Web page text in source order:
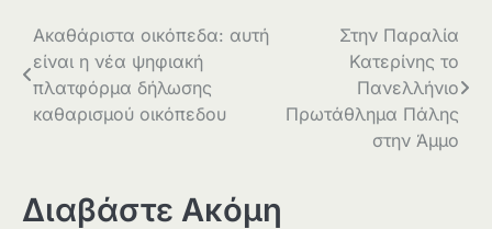
Πλοήγηση
άρθρων
Ακαθάριστα οικόπεδα: αυτή
είναι η νέα ψηφιακή
πλατφόρμα δήλωσης
καθαρισμού οικόπεδου
Στην Παραλία
Κατερίνης το
Πανελλήνιο
Πρωτάθλημα Πάλης
στην Άμμο
Διαβάστε Ακόμη